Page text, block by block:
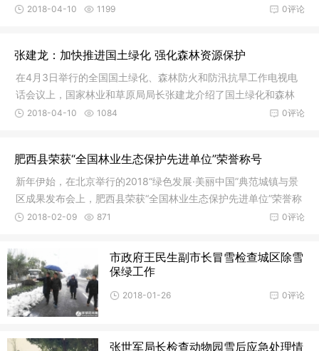
体推进山水林田湖草综合治理，统筹实施三北、天保
0评论
2018-04-10 1199
张建龙：加快推进国土绿化 强化森林资源保护
在4月3日举行的全国国土绿化、森林防火和防汛抗旱工作电视电
话会议上，国家林业和草原局局长张建龙介绍了国土绿化和森林
防火工作情况。张建龙说，过去5年，全国累计造林5.0
0评论
2018-04-10 1084
肥西县荣获“全国林业生态保护先进单位”荣誉称号
新年伊始，在北京举行的2018“绿色发展·美丽中国”典范城镇与景
区成果发布会上，肥西县荣获“全国林业生态保护先进单位”荣誉称
号为全面贯彻落实党的十九大，明确坚持人与
0评论
2018-02-09 871
市政府王民生副市长冒雪检查城区除雪
保绿工作
0评论
2018-01-26
张世军局长检查动物园雪后应急处理情